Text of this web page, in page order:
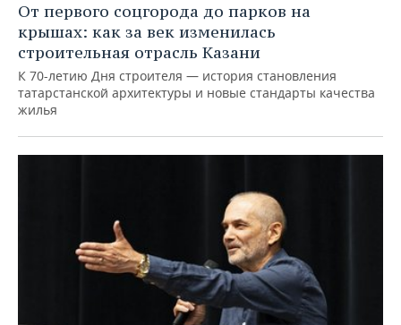
От первого соцгорода до парков на
крышах: как за век изменилась
строительная отрасль Казани
К 70-летию Дня строителя — история становления
татарстанской архитектуры и новые стандарты качества
жилья